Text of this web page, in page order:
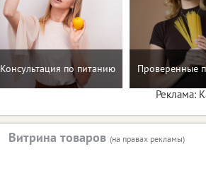
Консультация по питанию Проверенные
Реклама:
Витрина товаров (на правах рекламы)